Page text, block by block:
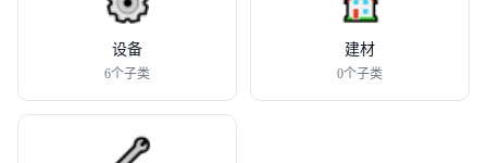
设备
6个子类
建材
0个子类